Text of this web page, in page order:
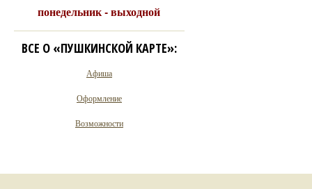
понедельник - выходной
ВСЕ О «ПУШКИНСКОЙ КАРТЕ»:
Афиша
Оформление
Возможности